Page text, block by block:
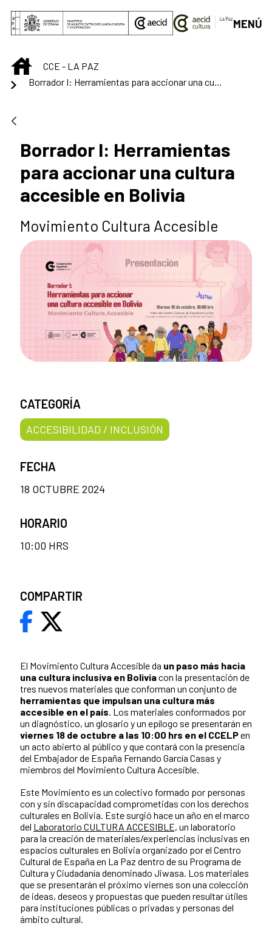
Saltar al contenido principal
MENÚ
INICIOCCE - LA PAZ
Borrador I: Herramientas para accionar una cultura accesible en Bolivia
Borrador I: Herramientas
para accionar una cultura
accesible en Bolivia
Movimiento Cultura Accesible
El Movimiento Cultura Accesible da un paso más hacia
una cultura inclusiva en Boliviacon la presentación de
tres nuevos materiales que conforman un conjunto de
herramientas que impulsan una cultura más
accesible en el país. Los materiales conformados por
un diagnóstico, un glosario y un epílogo se presentarán en
viernes 18 de octubre a las 10:00 hrs en el CCELPen
un acto abierto al público y que contará con la presencia
del Embajador de España Fernando García Casas y
miembros del Movimiento Cultura Accesible.
Este Movimiento es un colectivo formado por personas
con y sin discapacidad comprometidas con los derechos
culturales en Bolivia. Este surgió hace un año en el marco
del Laboratorio CULTURA ACCESIBLE, un laboratorio
para la creación de materiales/experiencias inclusivas en
espacios culturales en Bolivia organizado por el Centro
Cultural de España en La Paz dentro de su Programa de
Cultura y Ciudadanía denominado Jiwasa. Los materiales
que se presentarán el próximo viernes son una colección
de ideas, deseos y propuestas que pueden resultar útiles
para instituciones públicas o privadas y personas del
ámbito cultural.
CATEGORÍA
ACCESIBILIDAD / INCLUSIÓN
FECHA
18 OCTUBRE 2024
HORARIO
10:00 HRS
COMPARTIR